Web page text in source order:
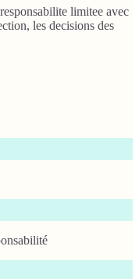
limitee avec
les decisions des